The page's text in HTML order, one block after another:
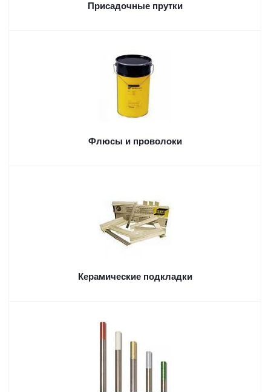
Присадочные прутки
Флюсы и проволоки
Керамические подкладки